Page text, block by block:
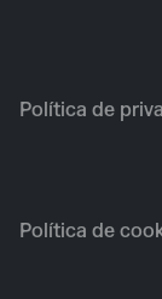
Política de
Política de